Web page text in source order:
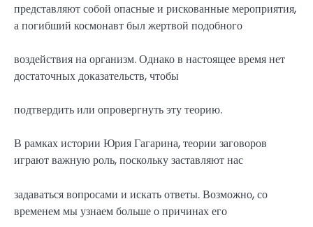
представляют собой опасные и рискованные мероприятия,
а погибший космонавт был жертвой подобного
воздействия на организм. Однако в настоящее время нет
достаточных доказательств, чтобы
подтвердить или опровергнуть эту теорию.
В рамках истории Юрия Гагарина, теории заговоров
играют важную роль, поскольку заставляют нас
задаваться вопросами и искать ответы. Возможно, со
временем мы узнаем больше о причинах его